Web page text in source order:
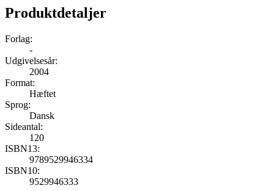
Produktdetaljer
Forlag:
-
Udgivelsesår:
2004
Format:
Hæftet
Sprog:
Dansk
Sideantal:
120
ISBN13:
9789529946334
ISBN10:
9529946333